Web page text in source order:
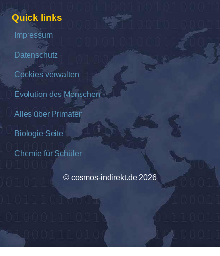
Quick links
Impressum
Datenschutz
Cookies verwalten
Evolution des Menschen
Alles über Primaten
Biologie Seite
Chemie für Schüler
© cosmos-indirekt.de 2026